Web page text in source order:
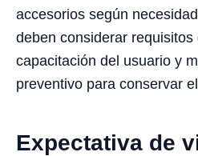
accesorios según
deben considerar requisitos
capacitación del usuario y
preventivo para conservar
Expectativa de